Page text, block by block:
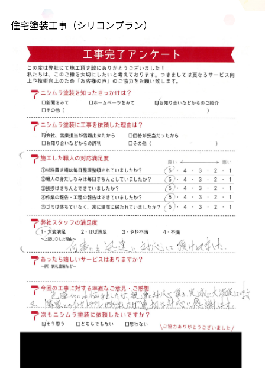
住宅塗装工事（シリコンプラン）